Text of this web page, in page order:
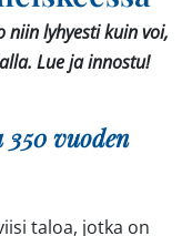
niin lyhyesti kuin voi,
Lue ja innostu!
vuoden
taloa, jotka on